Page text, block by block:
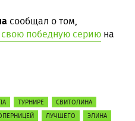
сообщал о том,
победную серию на
ТУРНИРЕ
СВИТОЛИНА
ЛУЧШЕГО
ЭЛИНА